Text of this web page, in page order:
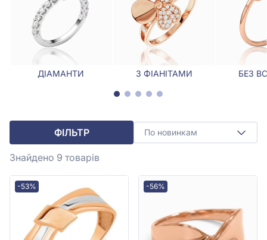
ДІАМАНТИ З ФІАНІТАМИ БЕЗ
ФІЛЬТР По новинкам
Знайдено 9 товарів
-53% -56%